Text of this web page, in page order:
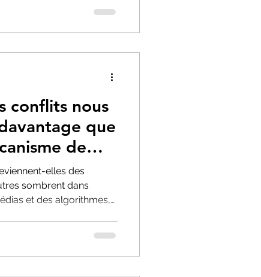
conflits nous
que
de
elles des
sombrent dans
et des algorithmes,